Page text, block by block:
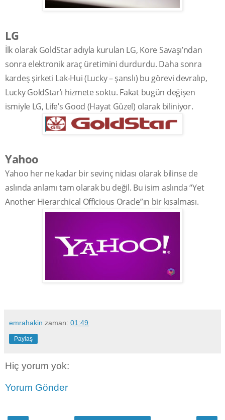
LG
İlk olarak GoldStar adıyla kurulan LG, Kore Savaşı’ndan
sonra elektronik araç üretimini durdurdu. Daha sonra
kardeş şirketi Lak-Hui (Lucky – şanslı) bu görevi devralıp,
Lucky GoldStar’ı hizmete soktu. Fakat bugün değişen
ismiyle LG, Life’s Good (Hayat Güzel) olarak biliniyor.
Yahoo
Yahoo her ne kadar bir sevinç nidası olarak bilinse de
aslında anlamı tam olarak bu değil. Bu isim aslında “Yet
Another Hierarchical Officious Oracle”ın bir kısalması.
emrahakin zaman: 01:49
Paylaş
Hiç yorum yok:
Yorum Gönder